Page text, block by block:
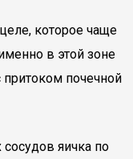
которое чаще
в этой зоне
притоком почечной
яичка по